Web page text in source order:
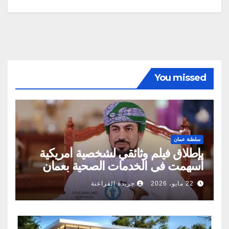
You missed
سلطنة عمان
بإطلاق فيلم وثائقي لشخصية أمريكية
أسهمت في الخدمات الصحية بعمان
22 مايو، 2026 جريدة الفراعنة